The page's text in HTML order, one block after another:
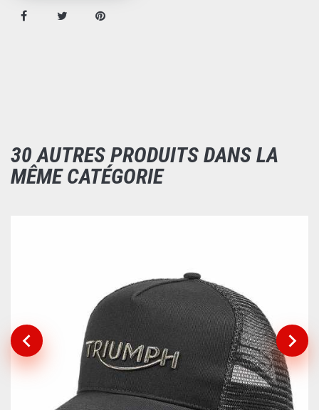
30 AUTRES PRODUITS DANS LA
MÊME CATÉGORIE